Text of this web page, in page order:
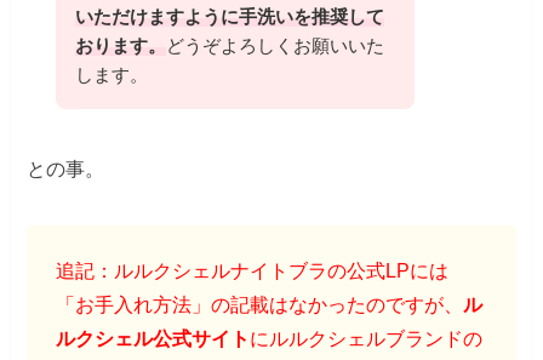
いただけますように手洗いを推奨して
おります。
どうぞよろしくお願いいた
します。
との事。
追記：ルルクシェルナイトブラの公式LPには
「お手入れ方法」の記載はなかったのですが、 ル
ルクシェル公式サイト にルルクシェルブランドの